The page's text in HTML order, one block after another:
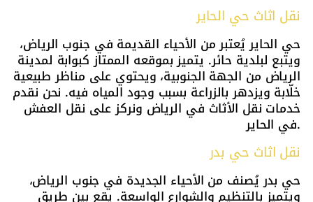
نقل اثاث حي الحاير
حي الحاير يُعتبر من الأحياء القديمة في جنوب الرياض،
ويتبع لبلدية حائر. يتميز بموقعه الممتاز كبوابة لمدينة
الرياض من الجهة الجنوبية، ويحتوي على مناظر طبيعية
خلّابة ويزدهر بالزراعة بسبب وجود المياه فيه. نحن نقدم
خدمات نقل الأثاث في الرياض ونركز على نقل العفش
في الحاير.
نقل اثاث حي بدر
حي بدر يُصنف من الأحياء الجديدة في جنوب الرياض،
ويتميز بالتنظيم والشوارع الواسعة. يقع بين طريق